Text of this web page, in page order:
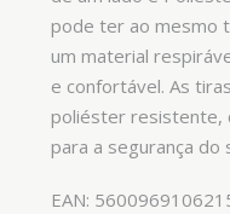
pode ter ao mesmo
um material
e confortável. As
poliéster resistente,
para a segurança do
EAN: